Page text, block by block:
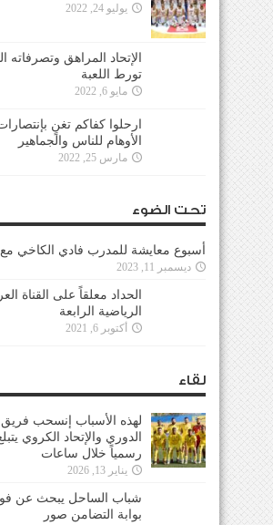
يوليو 24, 2022
الإتحاد المراهق وتصرفاته
تورط اللعبة
مايو 6, 2022
ارحلوا كفاكم تغنٍ
الأوهام للناس والجماهير
مارس 25, 2022
تحت الضوء
أسبوع معايشة للمدرب فادي الكاخي
ديسمبر 11, 2023
الحداد معلقاً على القناة
الرياضية الرابعة
أكتوبر 6, 2021
لقاء
لهذه الأسباب إنسحب
الدوري والإتحاد الكروي
رسمياً خلال ساعات
يناير 13, 2026
شباب الساحل يبحث عن
بوابة التضامن صور